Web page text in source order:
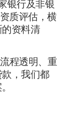
银行及非银
质评估，横
资料清
程透明、重
，我们都